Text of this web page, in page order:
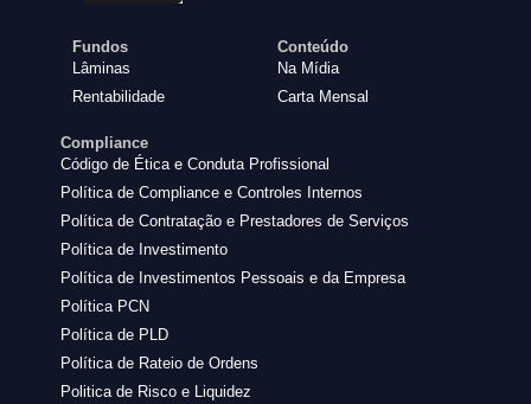
Fundos
Lâminas
Rentabilidade
Conteúdo
Na Mídia
Carta Mensal
Compliance
Código de Ética e Conduta Profissional
Política de Compliance e Controles Internos
Política de Contratação e Prestadores de Serviços
Política de Investimento
Política de Investimentos Pessoais e da Empresa
Política PCN
Política de PLD
Política de Rateio de Ordens
Politica de Risco e Liquidez